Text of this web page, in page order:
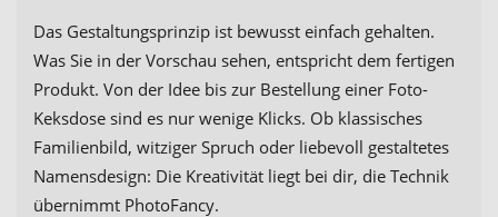
Das Gestaltungsprinzip ist bewusst einfach gehalten.
Was Sie in der Vorschau sehen, entspricht dem fertigen
Produkt. Von der Idee bis zur Bestellung einer Foto-
Keksdose sind es nur wenige Klicks. Ob klassisches
Familienbild, witziger Spruch oder liebevoll gestaltetes
Namensdesign: Die Kreativität liegt bei dir, die Technik
übernimmt PhotoFancy.